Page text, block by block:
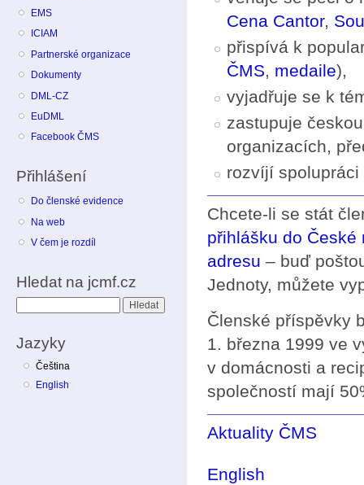
EMS
ICIAM
Partnerské organizace
Dokumenty
DML-CZ
EuDML
Facebook ČMS
Přihlášení
Do členské evidence
Na web
V čem je rozdíl
Hledat na jcmf.cz
Jazyky
Čeština
English
Cena Cantor,
přispívá k
ČMS, medaile),
vyjadřuje se k
zastupuje
organizacích,
rozvíjí
Chcete-li se stát
přihlášku do
adresu – buď
Jednoty, můžete
Členské příspěvky
1. března 1999 ve
v domácnosti a
společností mají
Aktuality ČMS
English